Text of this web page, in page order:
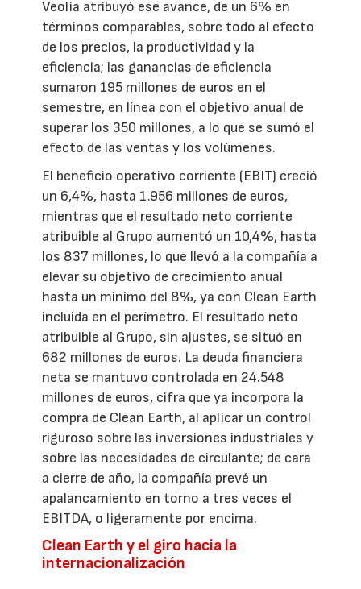
Veolia atribuyó ese avance, de un 6% en
términos comparables, sobre todo al efecto
de los precios, la productividad y la
eficiencia; las ganancias de eficiencia
sumaron 195 millones de euros en el
semestre, en línea con el objetivo anual de
superar los 350 millones, a lo que se sumó el
efecto de las ventas y los volúmenes.
El beneficio operativo corriente (EBIT) creció
un 6,4%, hasta 1.956 millones de euros,
mientras que el resultado neto corriente
atribuible al Grupo aumentó un 10,4%, hasta
los 837 millones, lo que llevó a la compañía a
elevar su objetivo de crecimiento anual
hasta un mínimo del 8%, ya con Clean Earth
incluida en el perímetro. El resultado neto
atribuible al Grupo, sin ajustes, se situó en
682 millones de euros. La deuda financiera
neta se mantuvo controlada en 24.548
millones de euros, cifra que ya incorpora la
compra de Clean Earth, al aplicar un control
riguroso sobre las inversiones industriales y
sobre las necesidades de circulante; de cara
a cierre de año, la compañía prevé un
apalancamiento en torno a tres veces el
EBITDA, o ligeramente por encima.
Clean Earth y el giro hacia la
internacionalización